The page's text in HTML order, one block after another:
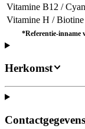
Vitamine B12 /
Vitamine H / Biotine
*Referentie-inname
Herkomst
Contactgegevens